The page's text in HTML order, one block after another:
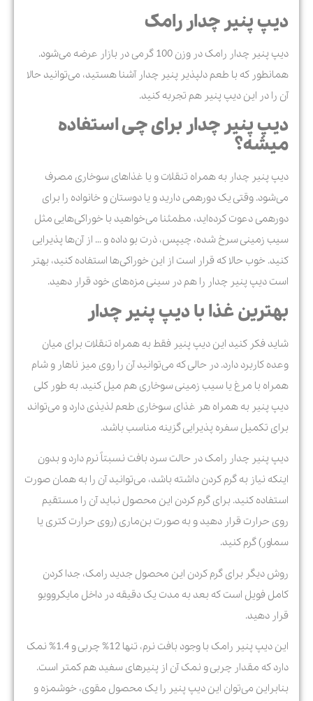
دیپ پنیر چدار رامک
دیپ پنیر چدار رامک در وزن 100 گرمی در بازار عرضه می‌شود.
همانطور که با طعم دلپذیر پنیر چدار آشنا هستید، می‌توانید حالا
آن را در این دیپ پنیر هم تجربه کنید.
دیپ پنیر چدار برای چی استفاده
میشه؟
دیپ پنیر چدار به همراه تنقلات و یا غذاهای سوخاری مصرف
می‌شود. وقتی یک دورهمی دارید و یا دوستان و خانواده را برای
دورهمی دعوت کرده‌اید، مطمئنا می‌خواهید با خوراکی‌هایی مثل
سیب زمینی سرخ شده، چیپس، ذرت بو داده و … از آن‌ها پذیرایی
کنید. خوب حالا که قرار است از این خوراکی‌ها استفاده کنید، بهتر
است دیپ پنیر چدار را هم در سینی مزه‌های خود قرار دهید.
بهترین غذا با دیپ پنیر چدار
شاید فکر کنید این دیپ پنیر فقط به همراه تنقلات برای میان
وعده کاربرد دارد. در حالی که می‌توانید آن را روی میز ناهار و شام
همراه با مرغ یا سیب زمینی سوخاری هم میل کنید. به طور کلی
دیپ پنیر به همراه هر غذای سوخاری طعم لذیذی دارد و می‌تواند
برای تکمیل سفره پذیرایی گزینه مناسب باشد.
دیپ پنیر چدار رامک در حالت سرد بافت نسبتاً نرم دارد و بدون
اینکه نیاز به گرم کردن داشته باشد، می‌توانید آن را به همان صورت
استفاده کنید. برای گرم کردن این محصول نباید آن را مستقیم
روی حرارت قرار دهید و به صورت بن‌ماری (روی حرارت کتری یا
سماور) گرم کنید.
روش دیگر برای گرم کردن این محصول جدید رامک، جدا کردن
کامل فویل است که بعد به مدت یک دقیقه در داخل مایکروویو
قرار دهید.
این دیپ پنیر رامک با وجود بافت نرم، تنها 12% چربی و 1.4% نمک
دارد که مقدار چربی و نمک آن از پنیرهای سفید هم کمتر است.
بنابراین می‌توان این دیپ پنیر را یک محصول مقوی، خوشمزه و